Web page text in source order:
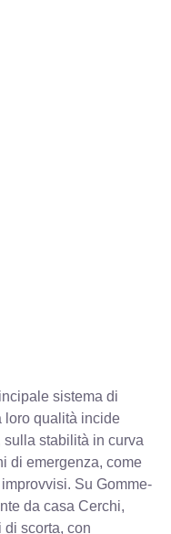
sistema di
loro qualità incide
sulla stabilità in curva
di emergenza, come
Su Gomme-
da casa Cerchi,
di scorta, con